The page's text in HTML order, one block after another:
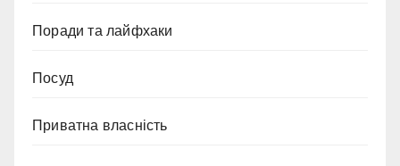
Поради та лайфхаки
Посуд
Приватна власність